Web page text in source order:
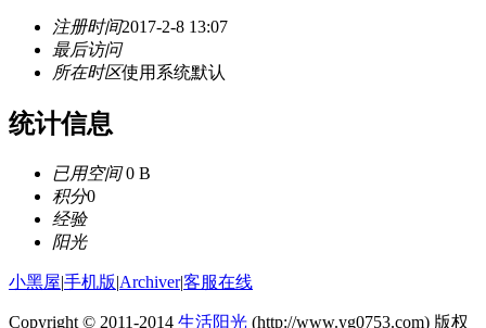
注册时间2017-2-8 13:07
最后访问
所在时区使用系统默认
统计信息
已用空间0 B
积分0
经验
阳光
小黑屋|手机版|Archiver|客服在线
Copyright © 2011-2014 生活阳光 (http://www.yg0753.com) 版权